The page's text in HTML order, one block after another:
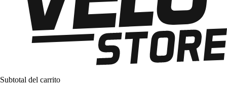
Subtotal del carrito